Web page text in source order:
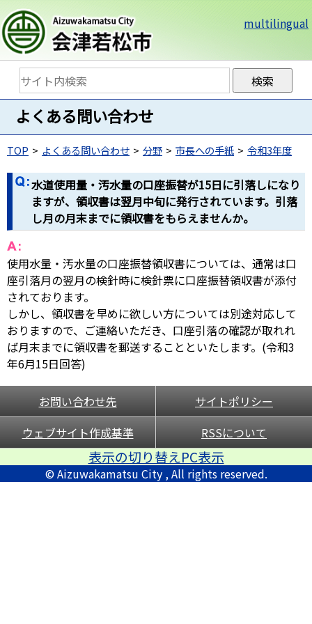
multilingual
よくある問い合わせ
TOP よくある問い合わせ 分野 市長への手紙 令和3年度
水道使用量・汚水量の口座振替が15日に引落しになり
ますが、領収書は翌月中旬に発行されています。引落
し月の月末までに領収書をもらえませんか。
使用水量・汚水量の口座振替領収書については、通常は口
座引落月の翌月の検針時に検針票に口座振替領収書が添付
されております。
しかし、領収書を早めに欲しい方については別途対応して
おりますので、ご連絡いただき、口座引落の確認が取れれ
ば月末までに領収書を郵送することといたします。(令和3
年6月15日回答)
お問い合わせ先
サイトポリシー
ウェブサイト作成基準
RSSについて
表示の切り替えPC表示
© Aizuwakamatsu City , All rights reserved.